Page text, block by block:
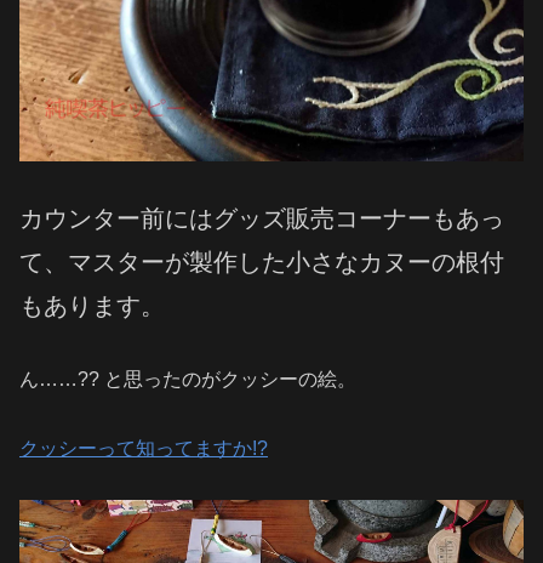
カウンター前にはグッズ販売コーナーもあっ
て、マスターが製作した小さなカヌーの根付
もあります。
ん……?? と思ったのがクッシーの絵。
クッシーって知ってますか!?